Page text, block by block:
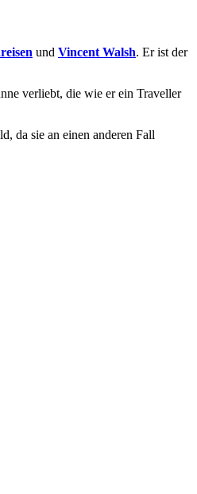
und Vincent Walsh. Er ist der
verliebt, die wie er ein Traveller
da sie an einen anderen Fall